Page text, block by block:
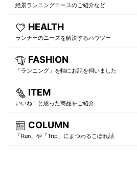
絶景ランニングコースのご紹介など
HEALTH
ランナーのニーズを解決するハウツー
FASHION
「ランニング」を軸にお話を伺いました
ITEM
いいね！と思った商品をご紹介
COLUMN
「Run」や「Trip」にまつわるこぼれ話